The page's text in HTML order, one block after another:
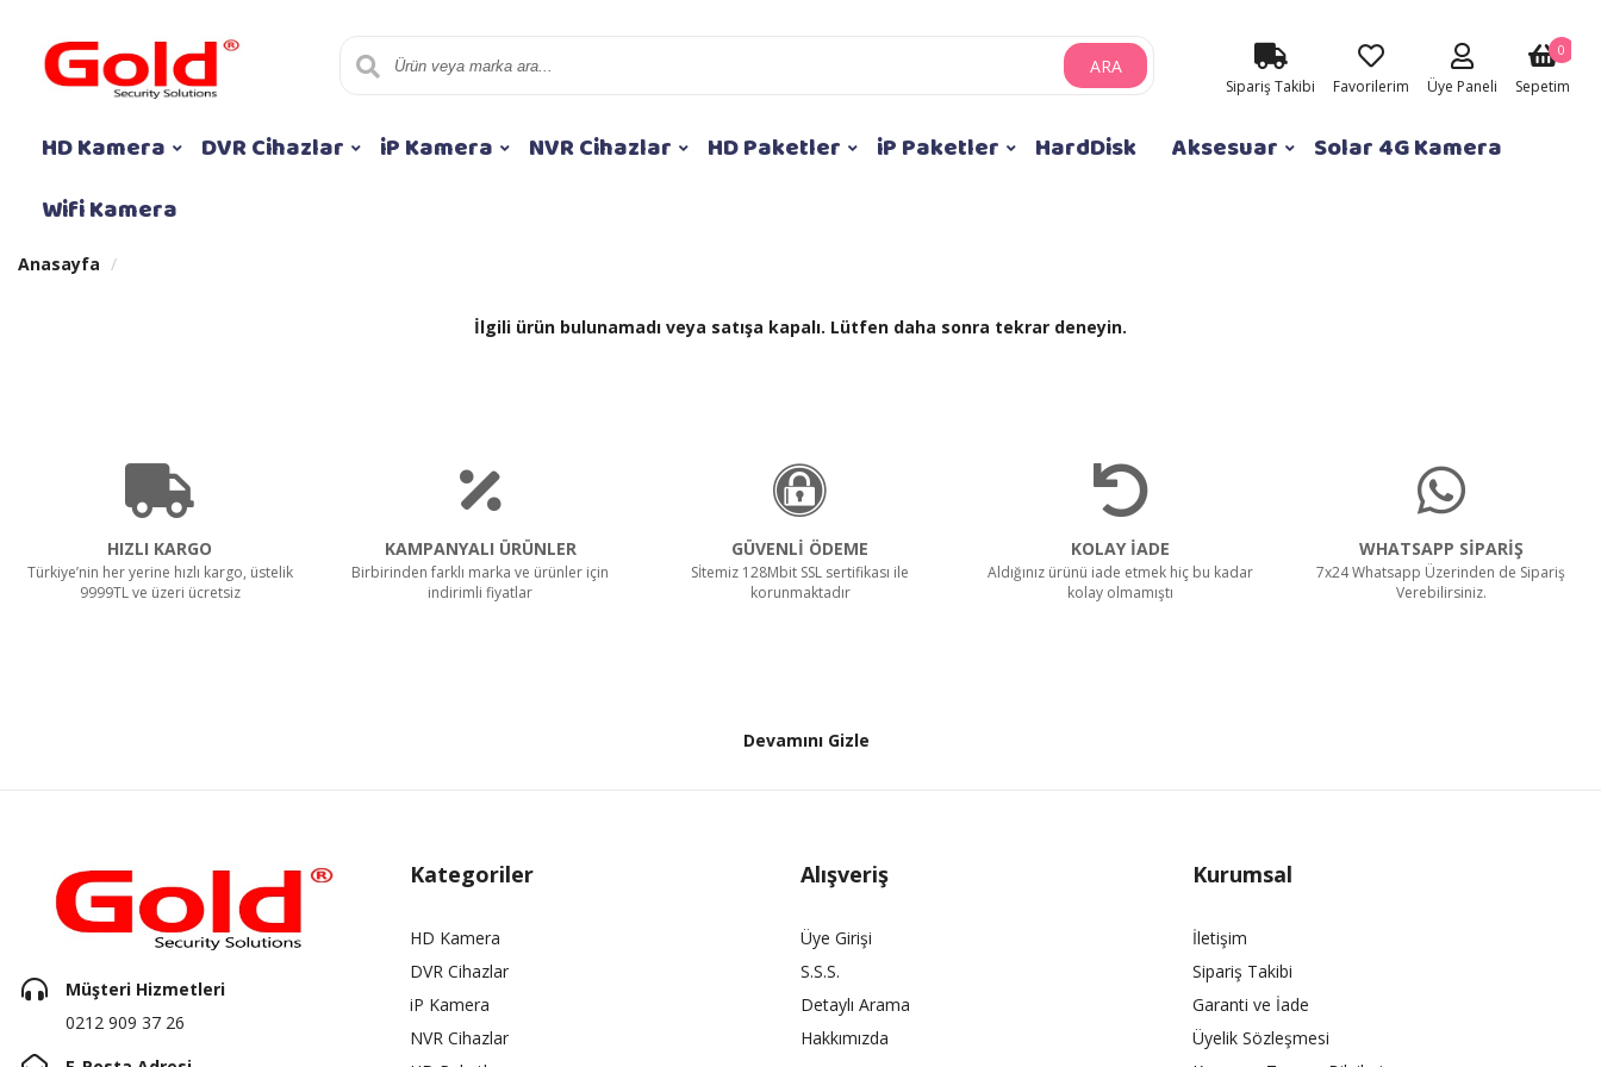
ARA
Sipariş Takibi Favorilerim Üye Paneli Sepetim
0
HD Kamera DVR Cihazlar iP Kamera NVR Cihazlar HD Paketler iP Paketler HardDisk Aksesuar
Solar 4G Kamera
Wifi Kamera
Anasayfa
İlgili ürün bulunamadı veya satışa kapalı. Lütfen daha sonra tekrar deneyin.
HIZLI KARGO
Türkiye’nin her yerine hızlı kargo, üstelik
9999TL ve üzeri ücretsiz
KAMPANYALI ÜRÜNLER
Birbirinden farklı marka ve ürünler için
indirimli fiyatlar
GÜVENLİ ÖDEME
Sİtemiz 128Mbit SSL sertifikası ile
korunmaktadır
KOLAY İADE
Aldığınız ürünü iade etmek hiç bu kadar
kolay olmamıştı
WHATSAPP SİPARİŞ
7x24 Whatsapp Üzerinden de Sipariş
Verebilirsiniz.
Devamını Gizle
Müşteri Hizmetleri
0212 909 37 26
Kategoriler
HD Kamera
DVR Cihazlar
iP Kamera
NVR Cihazlar
Alışveriş
Üye Girişi
S.S.S.
Detaylı Arama
Hakkımızda
Kurumsal
İletişim
Sipariş Takibi
Garanti ve İade
Üyelik Sözleşmesi